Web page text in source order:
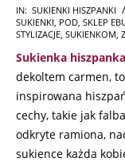
2026-
06-
IN: SUKIENKI HISZPANKI
SUKIENKI, POD, SKLEP
STYLIZACJE, SUKIENKOM,
Sukienka hiszpanka
dekoltem carmen,
inspirowana
cechy, takie jak
odkryte ramiona,
sukience każda